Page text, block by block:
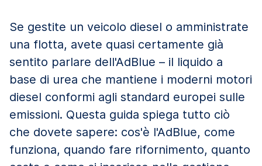
Se gestite un veicolo diesel o amministrate
una flotta, avete quasi certamente già
sentito parlare dell'AdBlue – il liquido a
base di urea che mantiene i moderni motori
diesel conformi agli standard europei sulle
emissioni. Questa guida spiega tutto ciò
che dovete sapere: cos'è l'AdBlue, come
funziona, quando fare rifornimento, quanto